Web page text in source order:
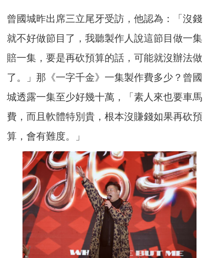
曾國城昨出席三立尾牙受訪，他認為：「沒錢
就不好做節目了，我聽製作人說這節目做一集
賠一集，要是再砍預算的話，可能就沒辦法做
了。」那《一字千金》一集製作費多少？曾國
城透露一集至少好幾十萬，「素人來也要車馬
費，而且軟體特別貴，根本沒賺錢如果再砍預
算，會有難度。」